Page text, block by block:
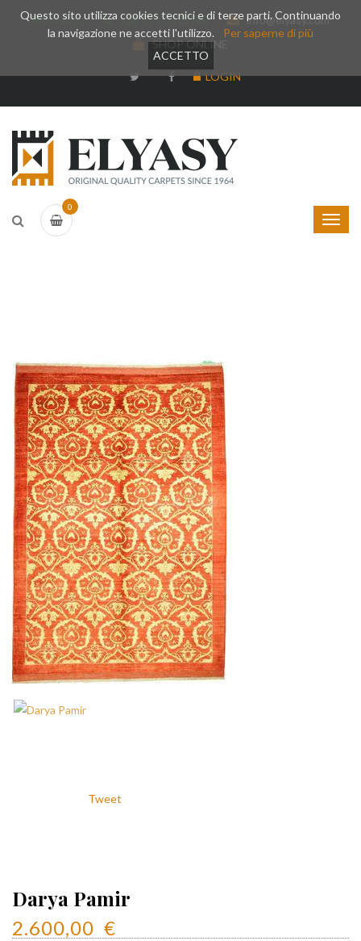
Whatsapp +39 377 3375788
info@elyasy.com
SHOP ONLINE
LOGIN
0
Tweet
Darya Pamir
2.600,00 €
Questo sito utilizza cookies tecnici e di terze parti. Continuando
la navigazione ne accetti l'utilizzo.
Per saperne di più
ACCETTO